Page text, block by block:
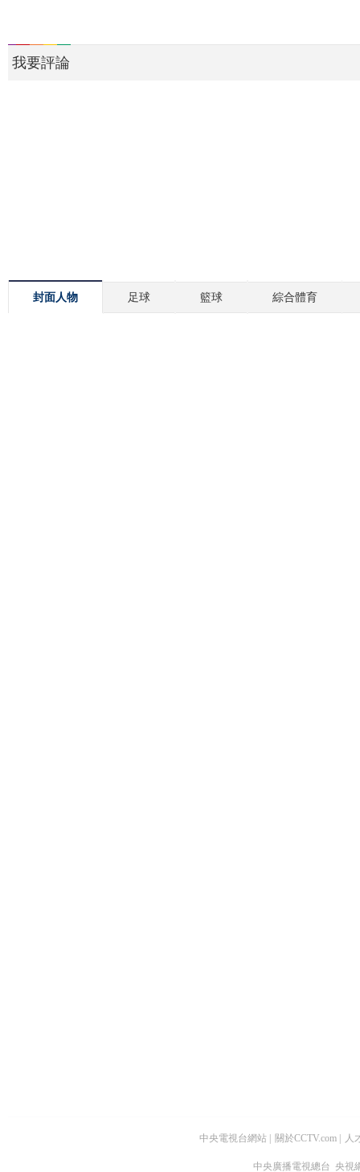
我要評論
封面人物 足球 籃球 綜合體育
中央電視台網站 關於CCTV.com 人
中央廣播電視總台 央視